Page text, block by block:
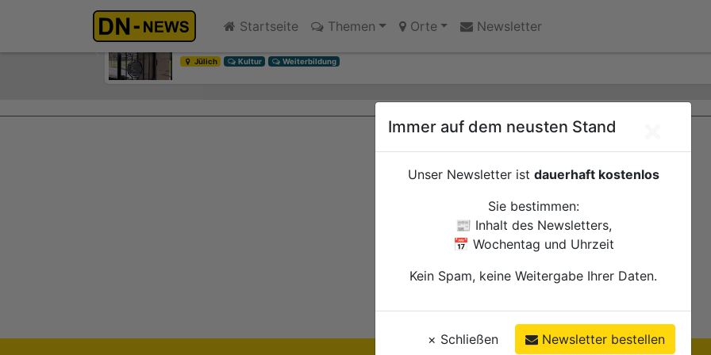
Startseite Themen Orte Newsletter
Diskussionen um Villa Buth: Erinnerungsort oder Abriss?
Jülich
Kultur Weiterbildung
Previous
Ihre Anzeige hier?
Immer auf dem neusten Stand
Unser Newsletter ist dauerhaft kostenlos
Sie bestimmen:
📰 Inhalt des Newsletters,
📅 Wochentag und Uhrzeit
Kein Spam, keine Weitergabe Ihrer Daten.
× Schließen Newsletter bestellen